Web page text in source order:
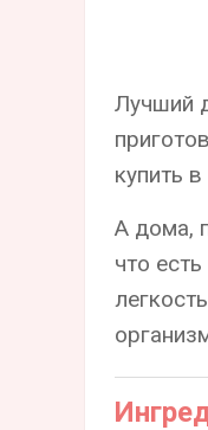
Лучший
купить
А дома,
что